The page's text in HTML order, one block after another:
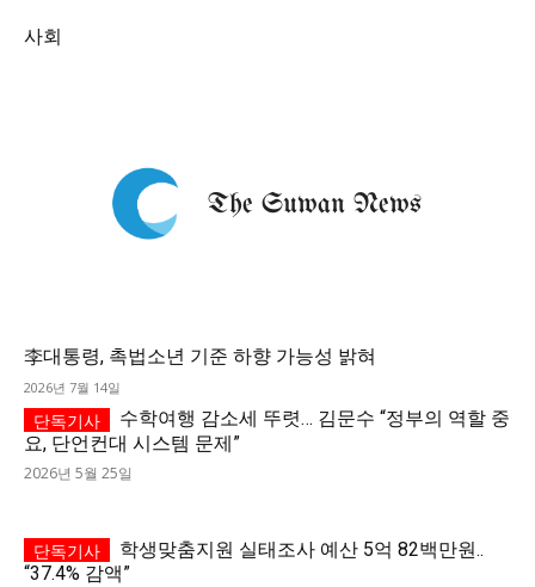
사회
李대통령, 촉법소년 기준 하향 가능성 밝혀
2026년 7월 14일
수학여행 감소세 뚜렷… 김문수 “정부의 역할 중
요, 단언컨대 시스템 문제”
2026년 5월 25일
학생맞춤지원 실태조사 예산 5억 82백만원..
“37.4% 감액”